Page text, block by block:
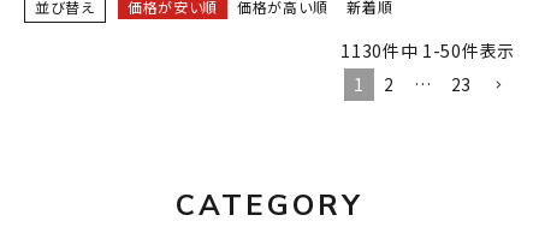
並び替え 価格が安い順 価格が高い順 新着順
1130件中 1 -50件表示
1
2 … 23
CATEGORY